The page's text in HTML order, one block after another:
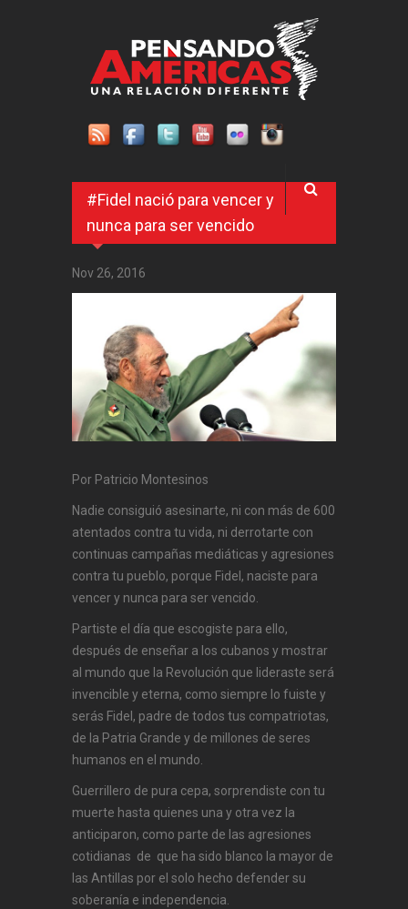
#Fidel nació para vencer y
nunca para ser vencido
Nov 26, 2016
Por Patricio Montesinos
Nadie consiguió asesinarte, ni con más de 600
atentados contra tu vida, ni derrotarte con
continuas campañas mediáticas y agresiones
contra tu pueblo, porque Fidel, naciste para
vencer y nunca para ser vencido.
Partiste el día que escogiste para ello,
después de enseñar a los cubanos y mostrar
al mundo que la Revolución que lideraste será
invencible y eterna, como siempre lo fuiste y
serás Fidel, padre de todos tus compatriotas,
de la Patria Grande y de millones de seres
humanos en el mundo.
Guerrillero de pura cepa, sorprendiste con tu
muerte hasta quienes una y otra vez la
anticiparon, como parte de las agresiones
cotidianas de que ha sido blanco la mayor de
las Antillas por el solo hecho defender su
soberanía e independencia.